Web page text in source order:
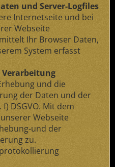
und Server-Logfiles
Internetseite und bei
Webseite
Ihr Browser Daten,
System erfasst
Verarbeitung
und die
der Daten und der
DSGVO. Mit dem
Webseite
und der
zu.